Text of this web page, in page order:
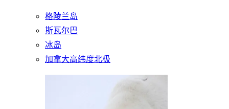
格陵兰岛
斯瓦尔巴
冰岛
加拿大高纬度北极